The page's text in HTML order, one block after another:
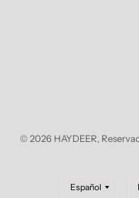
© 2026 HAYDEER,
Actualizar